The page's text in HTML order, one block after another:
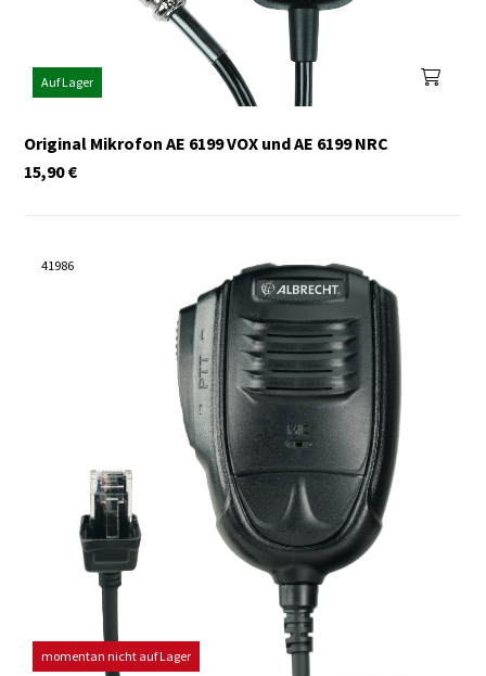
Auf Lager
Original Mikrofon AE 6199 VOX und AE 6199 NRC
€
15,90
41986
momentan nicht auf Lager